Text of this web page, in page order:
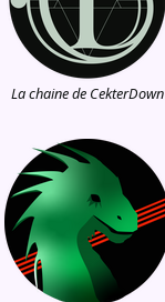
La chaine de CekterDown